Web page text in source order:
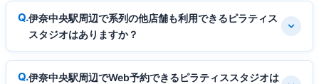
伊奈中央駅周辺で系列の他店舗も利用できるピラティス
スタジオはありますか？
伊奈中央駅周辺でWeb予約できるピラティススタジオは